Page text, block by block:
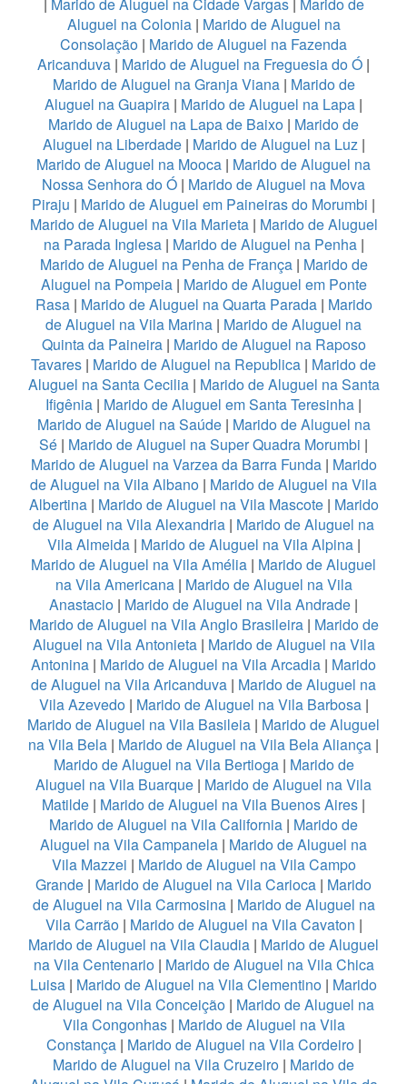
Aluguel na Colonia| Marido de Aluguel na
Consolação | Marido de Aluguel na Fazenda
Aricanduva | Marido de Aluguel na Freguesia do Ó |
Marido de Aluguel na Granja Viana| Marido de
Aluguel na Guapira | Marido de Aluguel na Lapa |
Marido de Aluguel na Lapa de Baixo | Marido de
Aluguel na Liberdade | Marido de Aluguel na Luz|
Marido de Aluguel na Mooca | Marido de Aluguel na
Nossa Senhora do Ó | Marido de Aluguel na Mova
Piraju | Marido de Aluguel em Paineiras do Morumbi |
Marido de Aluguel na Vila Marieta| Marido de Aluguel
na Parada Inglesa | Marido de Aluguel na Penha|
Marido de Aluguel na Penha de França | Marido de
Aluguel na Pompeia| Marido de Aluguel em Ponte
Rasa| Marido de Aluguel na Quarta Parada| Marido
de Aluguel na Vila Marina | Marido de Aluguel na
Quinta da Paineira| Marido de Aluguel na Raposo
Tavares | Marido de Aluguel na Republica | Marido de
Aluguel na Santa Cecilia| Marido de Aluguel na Santa
Ifigênia | Marido de Aluguel em Santa Teresinha |
Marido de Aluguel na Saúde| Marido de Aluguel na
Sé | Marido de Aluguel na Super Quadra Morumbi |
Marido de Aluguel na Varzea da Barra Funda| Marido
de Aluguel na Vila Albano | Marido de Aluguel na Vila
Albertina| Marido de Aluguel na Vila Mascote| Marido
de Aluguel na Vila Alexandria | Marido de Aluguel na
Vila Almeida | Marido de Aluguel na Vila Alpina |
Marido de Aluguel na Vila Amélia | Marido de Aluguel
na Vila Americana| Marido de Aluguel na Vila
Anastacio | Marido de Aluguel na Vila Andrade |
Marido de Aluguel na Vila Anglo Brasileira| Marido de
Aluguel na Vila Antonieta| Marido de Aluguel na Vila
Antonina | Marido de Aluguel na Vila Arcadia | Marido
de Aluguel na Vila Aricanduva | Marido de Aluguel na
Vila Azevedo| Marido de Aluguel na Vila Barbosa|
Marido de Aluguel na Vila Basileia | Marido de Aluguel
na Vila Bela | Marido de Aluguel na Vila Bela Aliança |
Marido de Aluguel na Vila Bertioga| Marido de
Aluguel na Vila Buarque | Marido de Aluguel na Vila
Matilde | Marido de Aluguel na Vila Buenos Aires |
Marido de Aluguel na Vila California | Marido de
Aluguel na Vila Campanela | Marido de Aluguel na
Vila Mazzei | Marido de Aluguel na Vila Campo
Grande | Marido de Aluguel na Vila Carioca | Marido
de Aluguel na Vila Carmosina| Marido de Aluguel na
Vila Carrão| Marido de Aluguel na Vila Cavaton |
Marido de Aluguel na Vila Claudia | Marido de Aluguel
na Vila Centenario| Marido de Aluguel na Vila Chica
Luisa | Marido de Aluguel na Vila Clementino | Marido
de Aluguel na Vila Conceição | Marido de Aluguel na
Vila Congonhas| Marido de Aluguel na Vila
Constança| Marido de Aluguel na Vila Cordeiro|
Marido de Aluguel na Vila Cruzeiro | Marido de